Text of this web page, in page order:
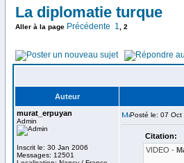
La diplomatie turque
Aller à la page Précédente 1 2
Auteur
murat_erpuyan
Admin
Inscrit le: 30 Jan 2006
Messages: 12501
Posté le: 07
Citation:
VIDEO -